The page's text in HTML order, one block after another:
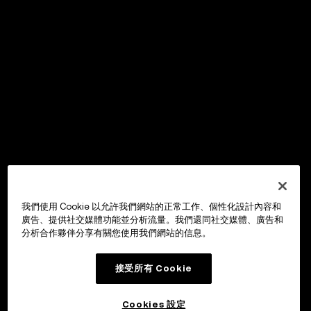
我們使用 Cookie 以允許我們網站的正常工作、個性化設計內容和
廣告、提供社交媒體功能並分析流量。我們還同社交媒體、廣告和
分析合作夥伴分享有關您使用我們網站的信息。
接受所有 Cookie
Cookies 設定